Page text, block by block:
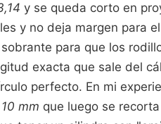
y se queda corto en
y no deja margen para
para que los
exacta que sale del
perfecto. En mi
mm que luego se